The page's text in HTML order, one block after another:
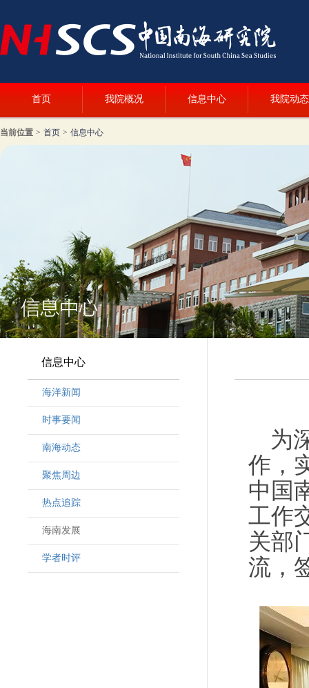
首页 我院概况 信息中心 我院动态
当前位置 > 首页 > 信息中心
信息中心
海洋新闻
时事要闻
南海动态
聚焦周边
热点追踪
海南发展
学者时评
为
作，
中国
工作
关部
流，